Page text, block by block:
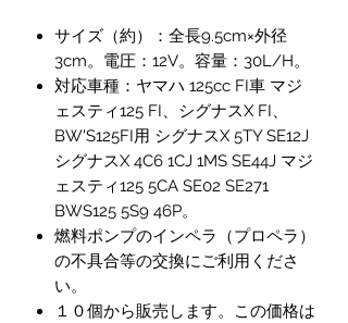
サイズ（約）：全長9.5cm×外径
3cm。電圧：12V。容量：30L/H。
対応車種：ヤマハ 125cc FI車 マジ
ェスティ125 FI、シグナスX FI、
BW'S125FI用 シグナスX 5TY SE12J
シグナスX 4C6 1CJ 1MS SE44J マジ
ェスティ125 5CA SE02 SE271
BWS125 5S9 46P。
燃料ポンプのインペラ（プロペラ）
の不具合等の交換にご利用くださ
い。
１０個から販売します。この価格は